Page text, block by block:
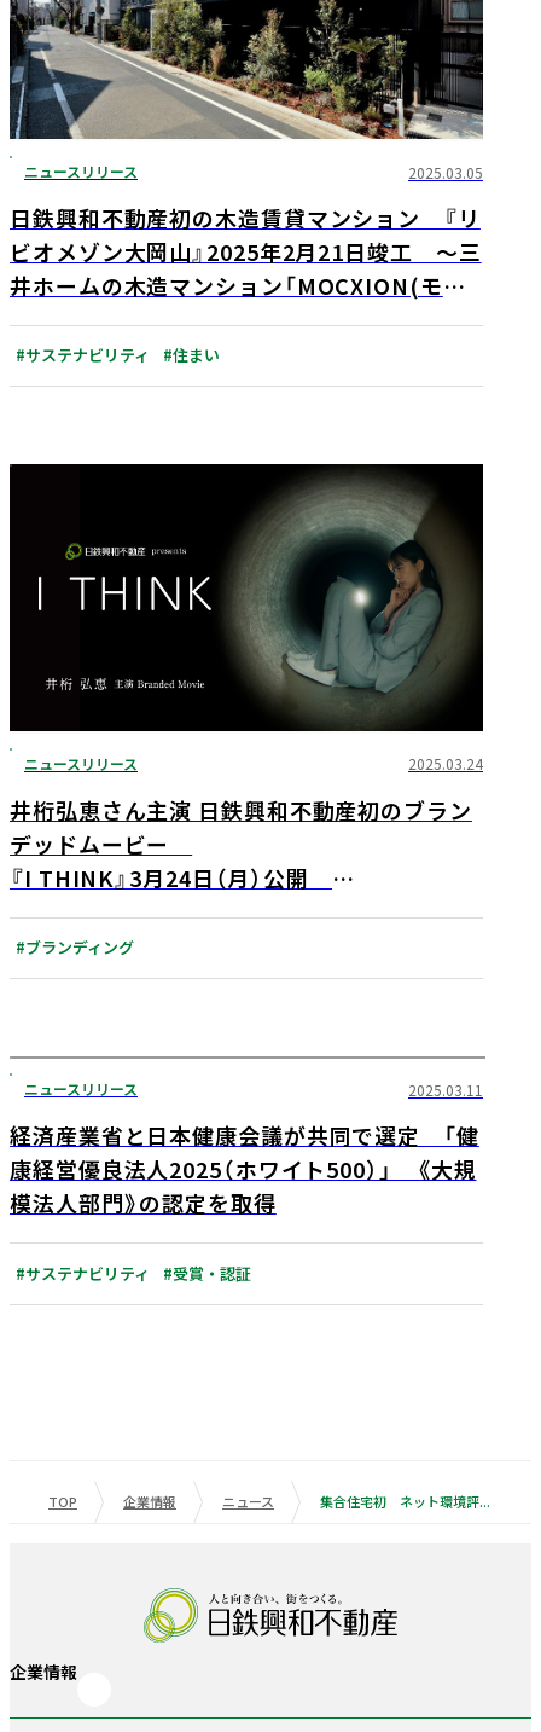
ニュースリリース 2025.03.05
日鉄興和不動産初の木造賃貸マンション 『リ
ビオメゾン大岡山』2025年2月21日竣工 〜三
井ホームの木造マンション「MOCXION(モク
シオン)」～
#サステナビリティ #住まい
ニュースリリース 2025.03.24
井桁弘恵さん主演 日鉄興和不動産初のブラン
デッドムービー
『I THINK』3月24日（月）公開
～井桁弘恵さんが街づくりに奮闘し「考える」
社会人を熱演～
アジア最大級の国際短編映画祭・ノミネート
#ブランディング
ニュースリリース 2025.03.11
経済産業省と日本健康会議が共同で選定 「健
康経営優良法人2025（ホワイト500）」 《大規
模法人部門》の認定を取得
#サステナビリティ #受賞・認証
TOP 企業情報 ニュース 集合住宅初 ネット環境評価「IFAP」で四つ星以上を獲得 ソニーネットワークコミュニケーションズコネクトによるWi-Fiルーター設置位置監修を実施
企業情報